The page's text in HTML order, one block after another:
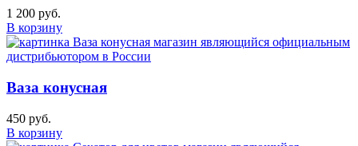
1 200 руб.
В корзину
Ваза конусная
450 руб.
В корзину